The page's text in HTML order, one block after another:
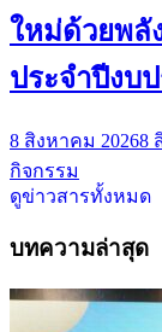
ใหม่ด้วยพลั
ประจำปีงบ
8 สิงหาคม 20268
กิจกรรม
ดูข่าวสารทั้งหมด
บทความล่าสุด